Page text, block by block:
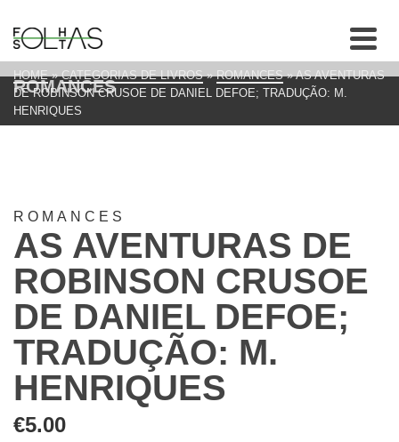
ROMANCES
HOME » CATEGORIAS DE LIVROS » ROMANCES » AS AVENTURAS
DE ROBINSON CRUSOE DE DANIEL DEFOE; TRADUÇÃO: M.
HENRIQUES
ROMANCES
AS AVENTURAS DE
ROBINSON CRUSOE
DE DANIEL DEFOE;
TRADUÇÃO: M.
HENRIQUES
€5.00